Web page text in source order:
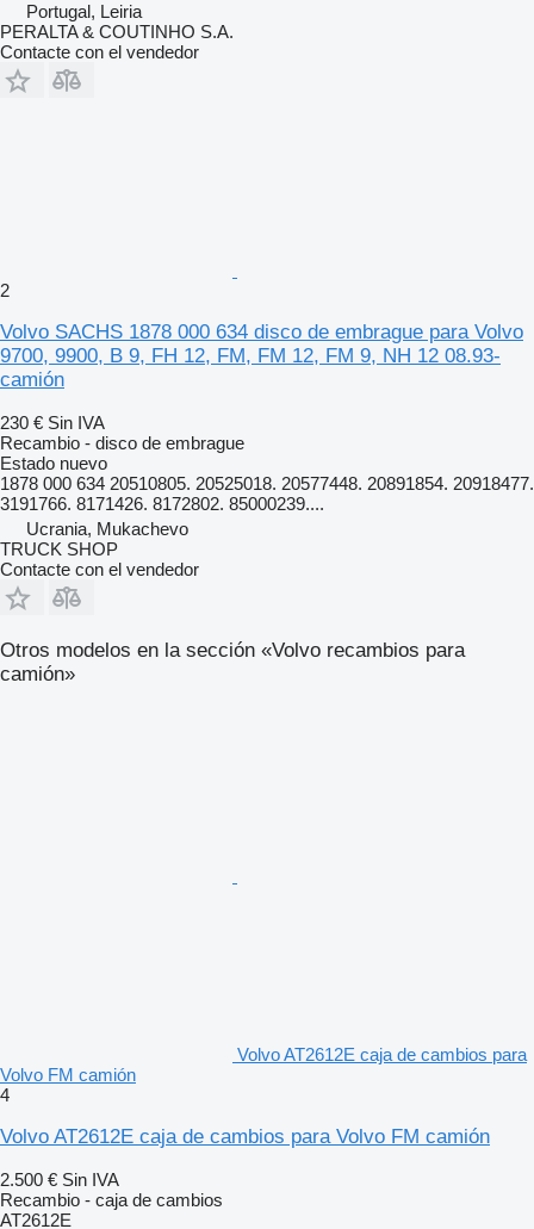
Portugal, Leiria
PERALTA & COUTINHO S.A.
Contacte con el vendedor
2
Volvo SACHS 1878 000 634 disco de embrague para Volvo
9700, 9900, B 9, FH 12, FM, FM 12, FM 9, NH 12 08.93-
camión
230 € Sin IVA
Recambio - disco de embrague
Estado nuevo
1878 000 634 20510805. 20525018. 20577448. 20891854. 20918477.
3191766. 8171426. 8172802. 85000239....
Ucrania, Mukachevo
TRUCK SHOP
Contacte con el vendedor
Otros modelos en la sección «Volvo recambios para
camión»
Volvo AT2612E caja de cambios para
Volvo FM camión
4
Volvo AT2612E caja de cambios para Volvo FM camión
2.500 € Sin IVA
Recambio - caja de cambios
AT2612E